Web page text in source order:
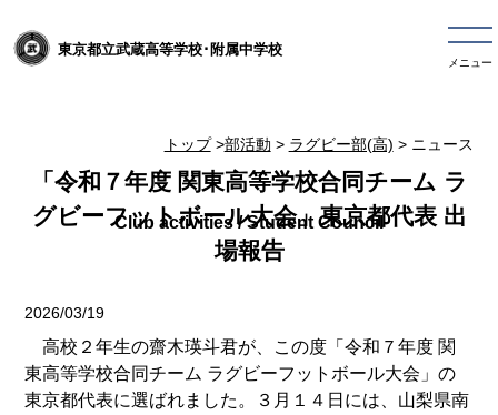
東京都立武蔵高等学校･附属中学校
メニュー
トップ>部活動 > ラグビー部(高) > ニュース
「令和７年度 関東高等学校合同チーム ラ
グビーフットボール大会」東京都代表 出
場報告
2026/03/19
高校２年生の齋木瑛斗君が、この度「令和７年度 関
東高等学校合同チーム ラグビーフットボール大会」の
東京都代表に選ばれました。３月１４日には、山梨県南